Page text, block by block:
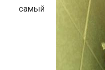
самый